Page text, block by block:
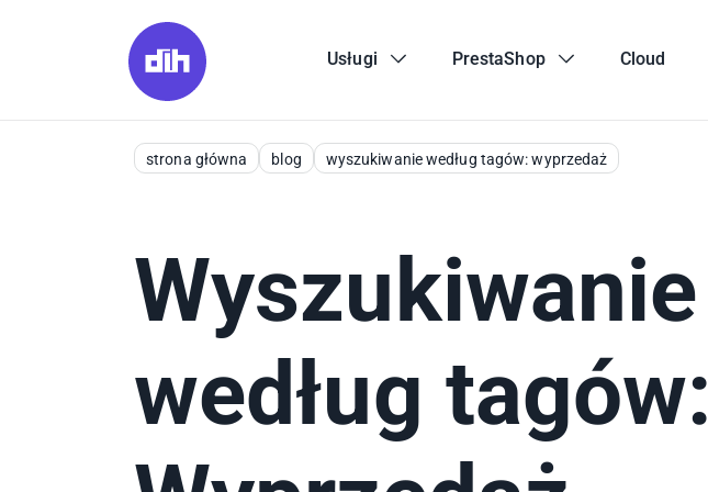
Usługi PrestaShop Cloud
strona główna blog wyszukiwanie według tagów: wyprzedaż
Wyszukiwanie
według tagów: